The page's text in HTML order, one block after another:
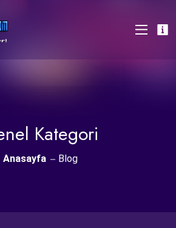
Kategori
Anasayfa Blog